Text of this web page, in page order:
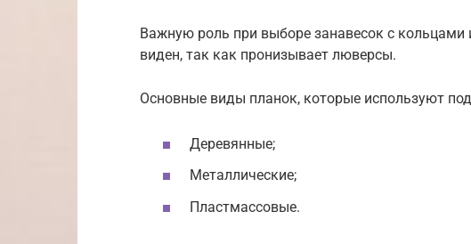
Важную роль при выборе занавесок с кольцами
виден, так как пронизывает люверсы.
Основные виды планок, которые используют
Деревянные;
Металлические;
Пластмассовые.